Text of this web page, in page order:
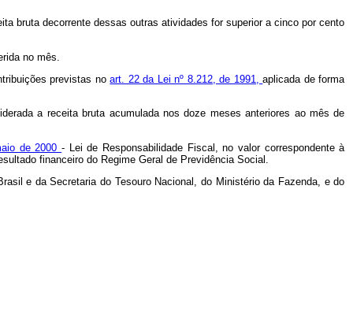
bruta decorrente dessas outras atividades for superior a cinco por cento
no mês.
previstas noart. 22 da Lei nº 8.212, de 1991,aplicada de forma
a receita bruta acumulada nos doze meses anteriores ao mês de
de 2000- Lei de Responsabilidade Fiscal, no valor correspondente à
financeiro do Regime Geral de Previdência Social.
e da Secretaria do Tesouro Nacional, do Ministério da Fazenda, e do